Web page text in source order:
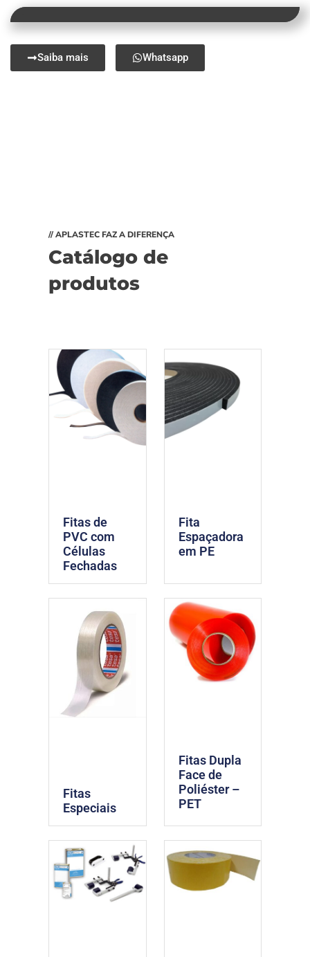
Saiba mais Whatsapp
// APLASTEC FAZ A DIFERENÇA
Catálogo de
produtos
Fitas de
PVC com
Células
Fechadas
Fita
Espaçadora
em PE
Fitas
Especiais
Fitas Dupla
Face de
Poliéster –
PET